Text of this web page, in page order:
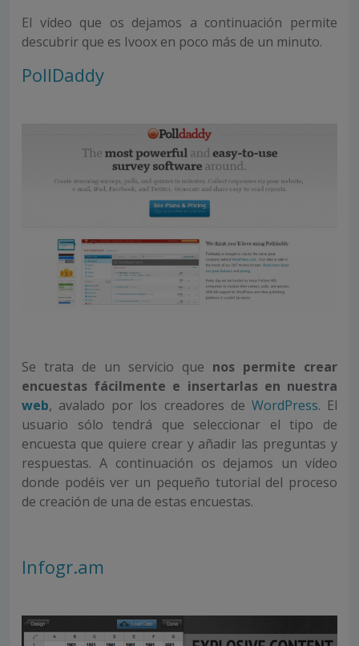
El vídeo que os dejamos a continuación permite
descubrir que es Ivoox en poco más de un minuto.
PollDaddy
Se trata de un servicio que nos permite crear
encuestas fácilmente e insertarlas en nuestra
web, avalado por los creadores de WordPress. El
usuario sólo tendrá que seleccionar el tipo de
encuesta que quiere crear y añadir las preguntas y
respuestas. A continuación os dejamos un vídeo
donde podéis ver un pequeño tutorial del proceso
de creación de una de estas encuestas.
Infogr.am